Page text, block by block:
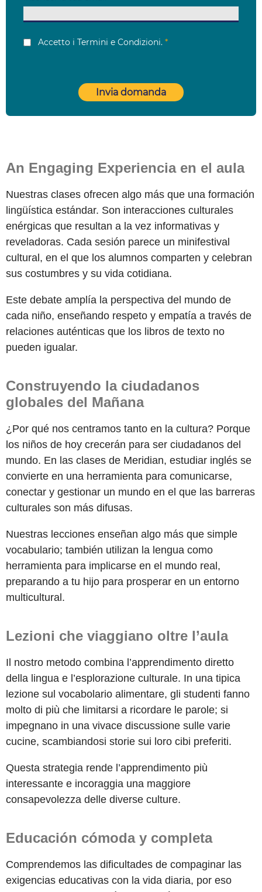
An Engaging Experiencia en el aula
Nuestras clases ofrecen algo más que una formación
lingüística estándar. Son interacciones culturales
enérgicas que resultan a la vez informativas y
reveladoras. Cada sesión parece un minifestival
cultural, en el que los alumnos comparten y celebran
sus costumbres y su vida cotidiana.
Este debate amplía la perspectiva del mundo de
cada niño, enseñando respeto y empatía a través de
relaciones auténticas que los libros de texto no
pueden igualar.
Construyendo la ciudadanos
globales del Mañana
¿Por qué nos centramos tanto en la cultura? Porque
los niños de hoy crecerán para ser ciudadanos del
mundo. En las clases de Meridian, estudiar inglés se
convierte en una herramienta para comunicarse,
conectar y gestionar un mundo en el que las barreras
culturales son más difusas.
Nuestras lecciones enseñan algo más que simple
vocabulario; también utilizan la lengua como
herramienta para implicarse en el mundo real,
preparando a tu hijo para prosperar en un entorno
multicultural.
Lezioni che viaggiano oltre l’aula
Il nostro metodo combina l’apprendimento diretto
della lingua e l’esplorazione culturale. In una tipica
lezione sul vocabolario alimentare, gli studenti fanno
molto di più che limitarsi a ricordare le parole; si
impegnano in una vivace discussione sulle varie
cucine, scambiandosi storie sui loro cibi preferiti.
Questa strategia rende l’apprendimento più
interessante e incoraggia una maggiore
consapevolezza delle diverse culture.
Educación cómoda y completa
Comprendemos las dificultades de compaginar las
exigencias educativas con la vida diaria, por eso